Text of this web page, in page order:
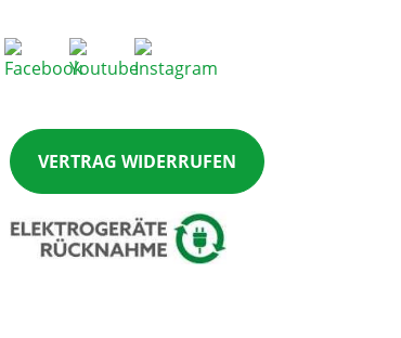
VERTRAG WIDERRUFEN